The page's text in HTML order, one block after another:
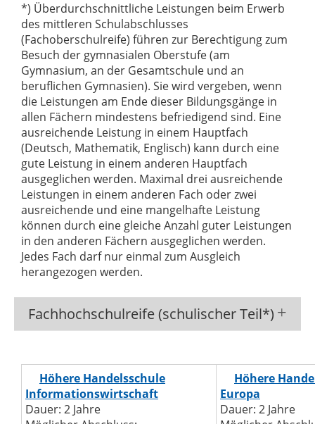
*) Überdurchschnittliche Leistungen beim Erwerb
des mittleren Schulabschlusses
(Fachoberschulreife) führen zur Berechtigung zum
Besuch der gymnasialen Oberstufe (am
Gymnasium, an der Gesamtschule und an
beruflichen Gymnasien). Sie wird vergeben, wenn
die Leistungen am Ende dieser Bildungsgänge in
allen Fächern mindestens befriedigend sind. Eine
ausreichende Leistung in einem Hauptfach
(Deutsch, Mathematik, Englisch) kann durch eine
gute Leistung in einem anderen Hauptfach
ausgeglichen werden. Maximal drei ausreichende
Leistungen in einem anderen Fach oder zwei
ausreichende und eine mangelhafte Leistung
können durch eine gleiche Anzahl guter Leistungen
in den anderen Fächern ausgeglichen werden.
Jedes Fach darf nur einmal zum Ausgleich
herangezogen werden.
Fachhochschulreife (schulischer Teil*)
Höhere Handelsschule
Informationswirtschaft
Dauer: 2 Jahre
Höhere
Europa
Dauer: 2 Jahre